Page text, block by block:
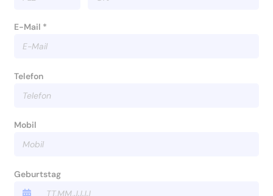
E-Mail *
Telefon
Mobil
Geburtstag